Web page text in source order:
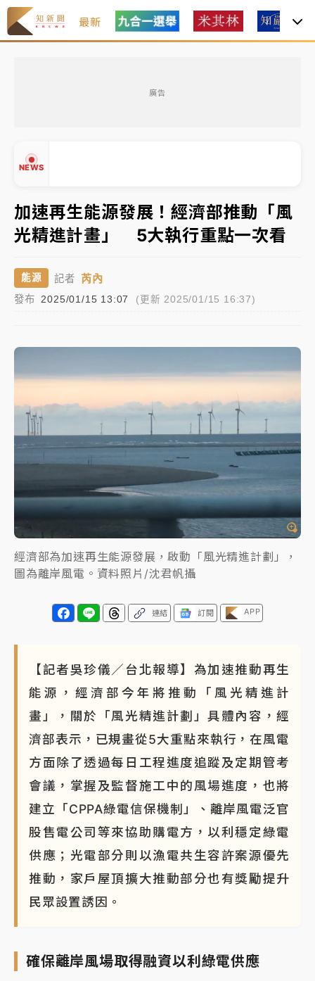
最新
廣告
NEWS
中信慈善基金會想增加董事人數！辜仲諒向法院聲請遭
駁 理由曝光
故宮《龍藏經》特展第2檔！今線上預約開賣一度塞車
周六起展出延長至晚上7時
台東農業處長涉圖利渡假村！東檢抗告成功 今重開羈
父親節泡湯了！中颱白海豚雨彈轟3天 「紅到發紫」降
雨熱區曝
女律師陳昱瑄詐慈濟10億！黃金158kg遭查扣畫面曝光
暑假過三周才推「E宿新北打卡趣」！抽獎程序複雜 觀
中信慈善基金會想增加董事人數！辜仲諒向法院聲請遭
駁 理由曝光
故宮《龍藏經》特展第2檔！今線上預約開賣一度塞車
周六起展出延長至晚上7時
台東農業處長涉圖利渡假村！東檢抗告成功 今重開羈
押庭
父親節泡湯了！中颱白海豚雨彈轟3天 「紅到發紫」降
雨熱區曝
加速再生能源發展！經濟部推動「風
光精進計畫」 5大執行重點一次看
能源 記者 芮內
發布 2025/01/15 13:07 (更新 2025/01/15 16:37)
經濟部為加速再生能源發展，啟動「風光精進計劃」，
圖為離岸風電。資料照片/沈君帆攝
連結 訂閱 APP
【記者吳珍儀／台北報導】為加速推動再生
能源，經濟部今年將推動「風光精進計
畫」，關於「風光精進計劃」具體內容，經
濟部表示，已規畫從5大重點來執行，在風電
方面除了透過每日工程進度追蹤及定期管考
會議，掌握及監督施工中的風場進度，也將
建立「CPPA綠電信保機制」、離岸風電泛官
股售電公司等來協助購電方，以利穩定綠電
供應；光電部分則以漁電共生容許案源優先
推動，家戶屋頂擴大推動部分也有獎勵提升
民眾設置誘因。
確保離岸風場取得融資以利綠電供應